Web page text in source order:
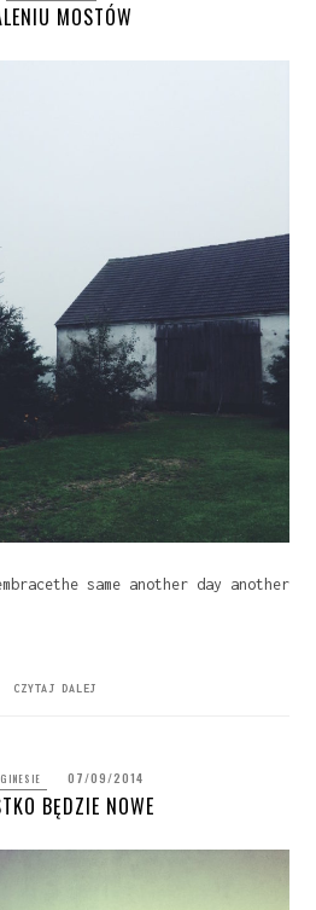
MOSTÓW
same another day another
CZYTAJ DALEJ
07/09/2014
BĘDZIE NOWE